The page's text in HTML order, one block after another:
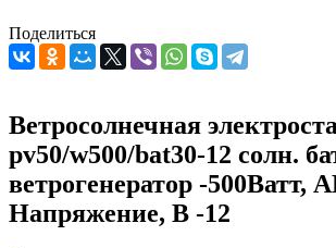
Поделиться
Ветросолнечная
pv50/w500/bat30-12 солн.
ветрогенератор -500Ватт,
Напряжение, В -12